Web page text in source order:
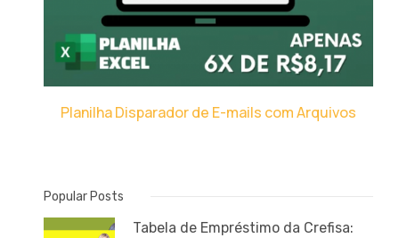
Planilha Disparador de E-mails com Arquivos
Popular Posts
Tabela de Empréstimo da Crefisa: